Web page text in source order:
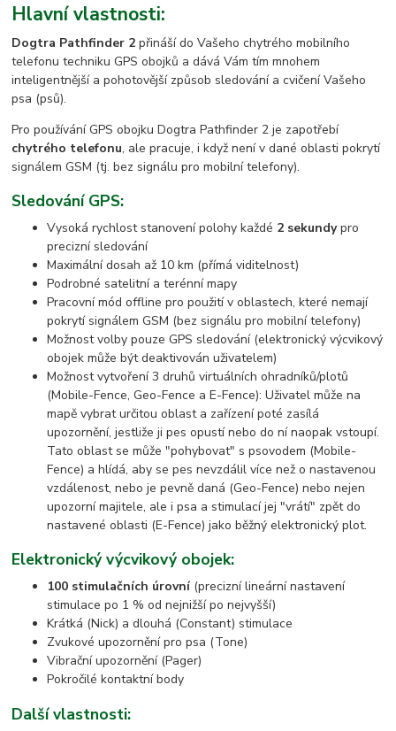
Hlavní vlastnosti:
Dogtra Pathfinder 2 přináší do Vašeho chytrého mobilního
telefonu techniku GPS obojků a dává Vám tím mnohem
inteligentnější a pohotovější způsob sledování a cvičení Vašeho
psa (psů).
Pro používání GPS obojku Dogtra Pathfinder 2 je zapotřebí
chytrého telefonu, ale pracuje, i když není v dané oblasti pokrytí
signálem GSM (tj. bez signálu pro mobilní telefony).
Sledování GPS:
Vysoká rychlost stanovení polohy každé 2 sekundypro
precizní sledování
Maximální dosah až 10 km (přímá viditelnost)
Podrobné satelitní a terénní mapy
Pracovní mód offline pro použití v oblastech, které nemají
pokrytí signálem GSM (bez signálu pro mobilní telefony)
Možnost volby pouze GPS sledování (elektronický výcvikový
obojek může být deaktivován uživatelem)
Možnost vytvoření 3 druhů virtuálních ohradníků/plotů
(Mobile-Fence, Geo-Fence a E-Fence): Uživatel může na
mapě vybrat určitou oblast a zařízení poté zasílá
upozornění, jestliže ji pes opustí nebo do ní naopak vstoupí.
Tato oblast se může "pohybovat" s psovodem (Mobile-
Fence) a hlídá, aby se pes nevzdálil více než o nastavenou
vzdálenost, nebo je pevně daná (Geo-Fence) nebo nejen
upozorní majitele, ale i psa a stimulací jej "vrátí" zpět do
nastavené oblasti (E-Fence) jako běžný elektronický plot.
Elektronický výcvikový obojek:
100 stimulačních úrovní(precizní lineární nastavení
stimulace po 1 % od nejnižší po nejvyšší)
Krátká (Nick) a dlouhá (Constant) stimulace
Zvukové upozornění pro psa (Tone)
Vibrační upozornění (Pager)
Pokročilé kontaktní body
Další vlastnosti: